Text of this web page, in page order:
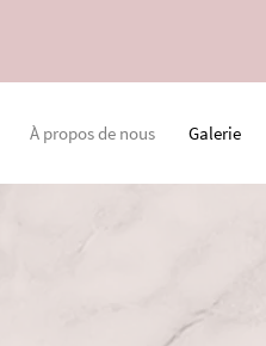
À propos de nous Galerie